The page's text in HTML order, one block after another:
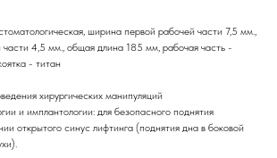
ширина первой рабочей части 7,5 мм.,
4,5 мм., общая длина 185 мм, рабочая часть -
- титан
хирургических манипуляций
и имплантологии: для безопасного поднятия
открытого синус лифтинга (поднятия дна в боковой